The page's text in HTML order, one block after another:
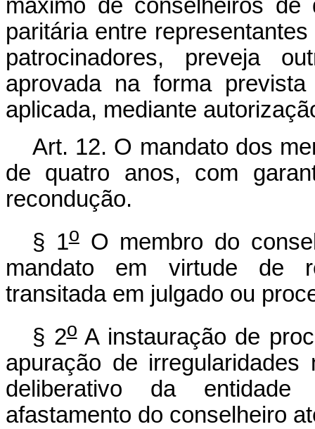
máximo de conselheiros
paritária entre
patrocinadores, preveja
aprovada na forma
aplicada, mediante
Art. 12. O mandato dos
de quatro anos, com
recondução.
§ 1oO membro do
mandato em virtude de
transitada em julgado ou
§ 2oA instauração de
apuração de
deliberativo da
afastamento do conselheiro